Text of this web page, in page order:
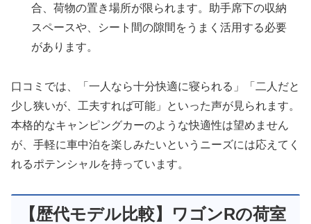
合、荷物の置き場所が限られます。助手席下の収納
スペースや、シート間の隙間をうまく活用する必要
があります。
口コミでは、「一人なら十分快適に寝られる」「二人だと
少し狭いが、工夫すれば可能」といった声が見られます。
本格的なキャンピングカーのような快適性は望めません
が、手軽に車中泊を楽しみたいというニーズには応えてく
れるポテンシャルを持っています。
【歴代モデル比較】ワゴンRの荷室